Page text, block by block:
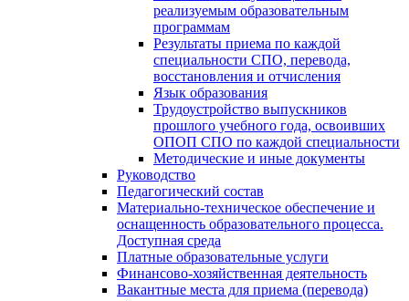
реализуемым образовательным
программам
Результаты приема по каждой
специальности СПО, перевода,
восстановления и отчисления
Язык образования
Трудоустройство выпускников
прошлого учебного года, освоивших
ОПОП СПО по каждой специальности
Методические и иные документы
Руководство
Педагогический состав
Материально-техническое обеспечение и
оснащенность образовательного процесса.
Доступная среда
Платные образовательные услуги
Финансово-хозяйственная деятельность
Вакантные места для приема (перевода)